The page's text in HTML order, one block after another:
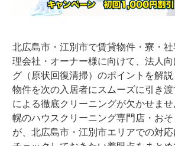
北広島市・江別市で賃貸物件・寮・
理会社・オーナー様に向けて、法人
グ（原状回復清掃）のポイントを解
物件を次の入居者にスムーズに引き
による徹底クリーニングが欠かせま
幌のハウスクリーニング専門店・お
が、北広島市・江別市エリアでの対